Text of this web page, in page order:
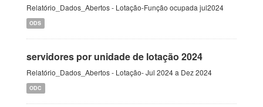
Relatório_Dados_Abertos - Lotação-Função ocupada jul2024
ODS
servidores por unidade de lotação 2024
Relatório_Dados_Abertos - Lotação- Jul 2024 a Dez 2024
ODC